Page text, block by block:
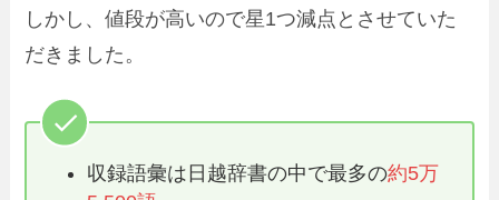
しかし、値段が高いので星1つ減点とさせていた
だきました。
収録語彙は日越辞書の中で最多の約5万